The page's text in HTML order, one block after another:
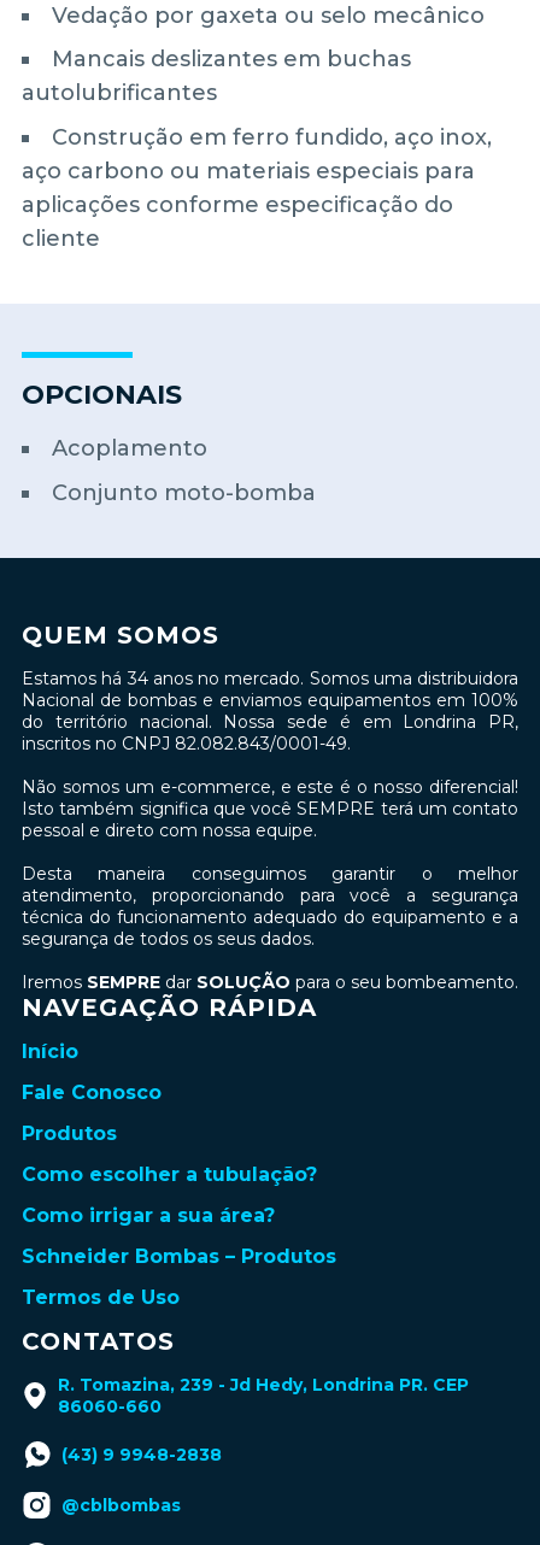
Vedação por gaxeta ou selo mecânico
Mancais deslizantes em buchas
autolubrificantes
Construção em ferro fundido, aço inox,
aço carbono ou materiais especiais para
aplicações conforme especificação do
cliente
OPCIONAIS
Acoplamento
Conjunto moto-bomba
QUEM SOMOS
Estamos há 34 anos no mercado. Somos uma distribuidora
Nacional de bombas e enviamos equipamentos em 100%
do território nacional. Nossa sede é em Londrina PR,
inscritos no CNPJ 82.082.843/0001-49.
Não somos um e-commerce, e este é o nosso diferencial!
Isto também significa que você SEMPRE terá um contato
pessoal e direto com nossa equipe.
Desta maneira conseguimos garantir o melhor
atendimento, proporcionando para você a segurança
técnica do funcionamento adequado do equipamento e a
segurança de todos os seus dados.
Iremos SEMPRE dar SOLUÇÃO para o seu bombeamento.
NAVEGAÇÃO RÁPIDA
Início
Fale Conosco
Produtos
Como escolher a tubulação?
Como irrigar a sua área?
Schneider Bombas – Produtos
Termos de Uso
CONTATOS
R. Tomazina, 239 - Jd Hedy, Londrina PR. CEP
86060-660
(43) 9 9948-2838
@cblbombas